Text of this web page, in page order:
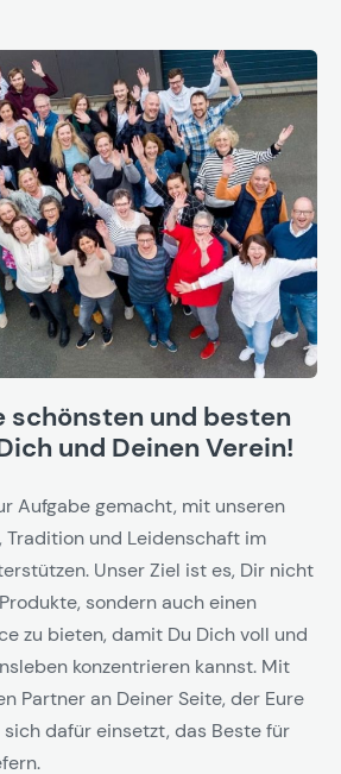
schönsten und besten
und Deinen Verein!
Aufgabe gemacht, mit unseren
und Leidenschaft im
Unser Ziel ist es, Dir nicht
sondern auch einen
zu bieten, damit Du Dich voll und
konzentrieren kannst. Mit
Partner an Deiner Seite, der Eure
dafür einsetzt, das Beste für